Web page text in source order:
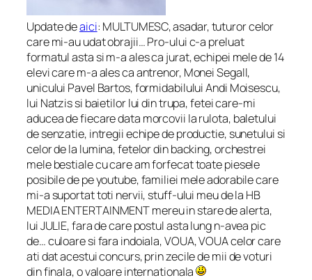
Update deaici: MULTUMESC, asadar, tuturor celor
care mi-au udat obrajii… Pro-ului c-a preluat
formatul asta si m-a ales ca jurat, echipei mele de 14
elevi care m-a ales ca antrenor, Monei Segall,
unicului Pavel Bartos, formidabilului Andi Moisescu,
lui Natzis si baietilor lui din trupa, fetei care-mi
aducea de fiecare data morcovii la rulota, baletului
de senzatie, intregii echipe de productie, sunetului si
celor de la lumina, fetelor din backing, orchestrei
mele bestiale cu care am forfecat toate piesele
posibile de pe youtube, familiei mele adorabile care
mi-a suportat toti nervii, stuff-ului meu de la HB
MEDIA ENTERTAINMENT mereu in stare de alerta,
lui JULIE, fara de care postul asta lung n-avea pic
de… culoare si fara indoiala, VOUA, VOUA celor care
ati dat acestui concurs, prin zecile de mii de voturi
din finala, o valoare internationala